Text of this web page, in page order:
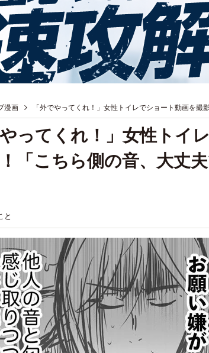
漫画 「外でやってくれ！」女性トイレでショート動画を撮
やってくれ！」女性トイ
「こちら側の音、大丈
と